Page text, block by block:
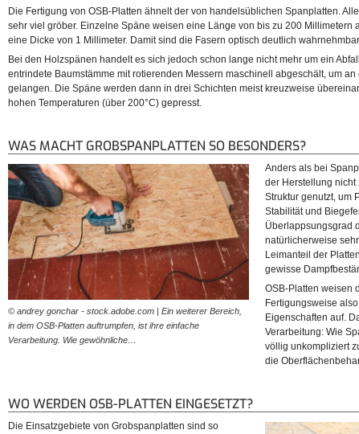
Die Fertigung von OSB-Platten ähnelt der von handelsüblichen Spanplatten.
sehr viel gröber. Einzelne Späne weisen eine Länge von bis zu 200 Millimetern
eine Dicke von 1 Millimeter. Damit sind die Fasern optisch deutlich
Bei den Holzspänen handelt es sich jedoch schon lange nicht mehr um ein
entrindete Baumstämme mit rotierenden Messern maschinell abgeschält, um
gelangen. Die Späne werden dann in drei Schichten meist kreuzweise
hohen Temperaturen (über 200°C) gepresst.
WAS MACHT GROBSPANPLATTEN SO BESONDERS?
© andrey gonchar - stock.adobe.com | Ein weiterer Bereich,
in dem OSB-Platten auftrumpfen, ist ihre einfache
Verarbeitung. Wie gewöhnliche…
Anders als bei
der Herstellung nicht
Struktur genutzt, um
Stabilität und
Überlappsungsgrad
natürlicherweise
Leimanteil der
gewisse
OSB-Platten weisen
Fertigungsweise
Eigenschaften auf.
Verarbeitung: Wie
völlig unkompliziert
die
WO WERDEN OSB-PLATTEN EINGESETZT?
Die Einsatzgebiete von Grobspanplatten sind so